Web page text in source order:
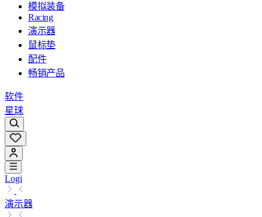
模拟装备
Racing
演示器
鼠标垫
配件
畅销产品
软件
星球
Logi
演示器